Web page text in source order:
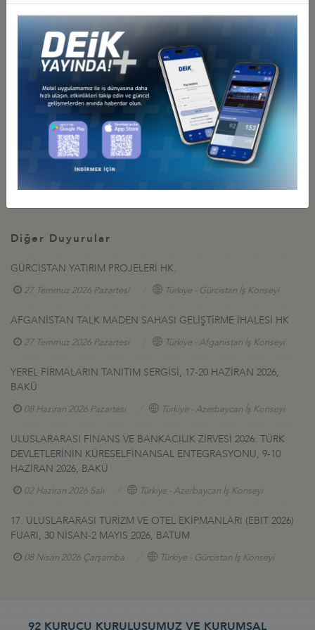
Arzu eden katılımcılara indirimli konaklama imkanı sağlanmaktadır.
Foruma standart koşullarda katılım ücretsizdir. Ayrıca, kişiye özel
hizmetler içeren katılım paketleri belli ücret karşılığında satın
Astana’ya ulaşım ve uçak billetlerinin temin edilmesi ile ilgili
işlemler katılımcılar tarafından gerçekleştirilecektir.
Bahse konu etkinlik konusunda ayrıntılı bilgi için DEİK’e (Elnur
Osmanov, Tel: 0212 339 50 67, E-mail:
eosmanov@deik.org.tr
müracaat edilebilir.
Diğer Duyurular
GÜRCİSTAN YATIRIM PROJELERİ HK.
27 Temmuz 2026 Pazartesi Türkiye - Gürcistan İş Konseyi
AFGANİSTAN TALK MADEN SAHASI GELİŞTİRME İHALESİ HK
27 Temmuz 2026 Pazartesi Türkiye - Afganistan İş Konseyi
YEREL FİRMALARIN TANITIM SERGİSİ, 17-20 HAZİRAN 2026,
BAKÜ
08 Haziran 2026 Pazartesi Türkiye - Azerbaycan İş Konseyi
ULUSLARARASI FİNANS VE BANKACILIK ZİRVESİ 2026: TÜRK
DEVLETLERİNİN KÜRESELFİNANSAL ENTEGRASYONU, 9-10
HAZİRAN 2026, BAKÜ
02 Haziran 2026 Salı Türkiye - Azerbaycan İş Konseyi
17. ULUSLARARASI TURİZM VE OTEL EKİPMANLARI (EBIT 2026)
FUARI, 30 NİSAN-2 MAYIS 2026, BATUM
08 Nisan 2026 Çarşamba Türkiye - Gürcistan İş Konseyi
92 KURUCU KURULUŞUMUZ VE KURUMSAL